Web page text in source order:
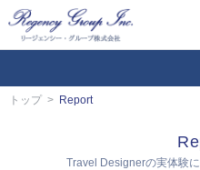
トップ Report
Travel Designerの実体験